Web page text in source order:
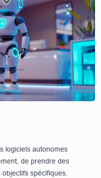
logiciels autonomes
de prendre des
spécifiques.